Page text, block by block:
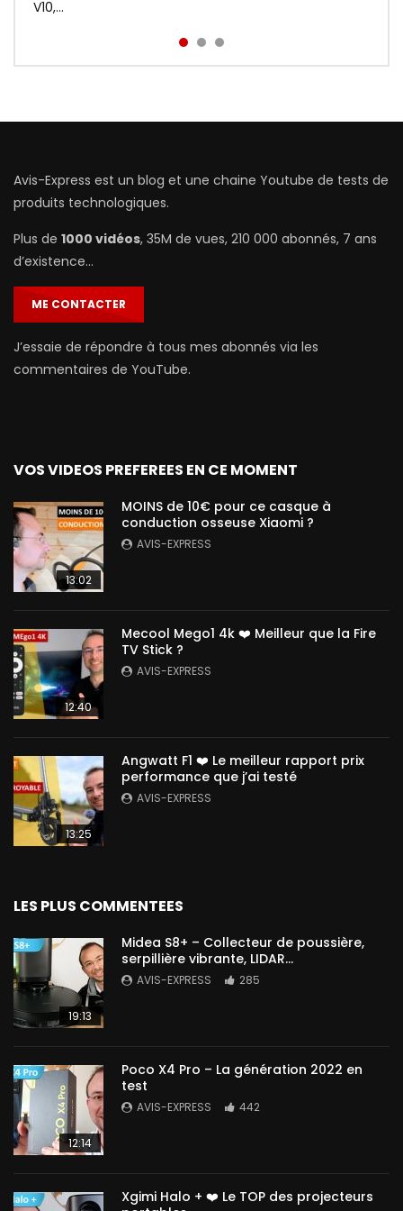
V10,...
prix : http://bit.ly/Redmi-Aird...
Avis-Express est un blog et une chaine Youtube de tests de
produits technologiques.
Plus de 1000 vidéos, 35M de vues, 210 000 abonnés, 7 ans
d’existence…
ME CONTACTER
J’essaie de répondre à tous mes abonnés via les
commentaires de YouTube.
VOS VIDEOS PREFEREES EN CE MOMENT
13:02
MOINS de 10€ pour ce casque à
conduction osseuse Xiaomi ?
AVIS-EXPRESS
12:40
Mecool Mego1 4k ❤️ Meilleur que la Fire
TV Stick ?
AVIS-EXPRESS
13:25
Angwatt F1 ❤️ Le meilleur rapport prix
performance que j’ai testé
AVIS-EXPRESS
LES PLUS COMMENTEES
19:13
Midea S8+ – Collecteur de poussière,
serpillière vibrante, LIDAR…
AVIS-EXPRESS 285
12:14
Poco X4 Pro – La génération 2022 en
test
AVIS-EXPRESS 442
Xgimi Halo + ❤️ Le TOP des projecteurs